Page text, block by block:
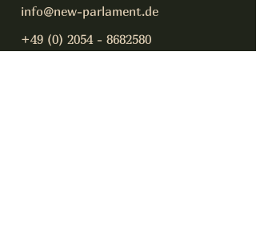
info@new-parlament.de
+49 (0) 2054 - 8682580